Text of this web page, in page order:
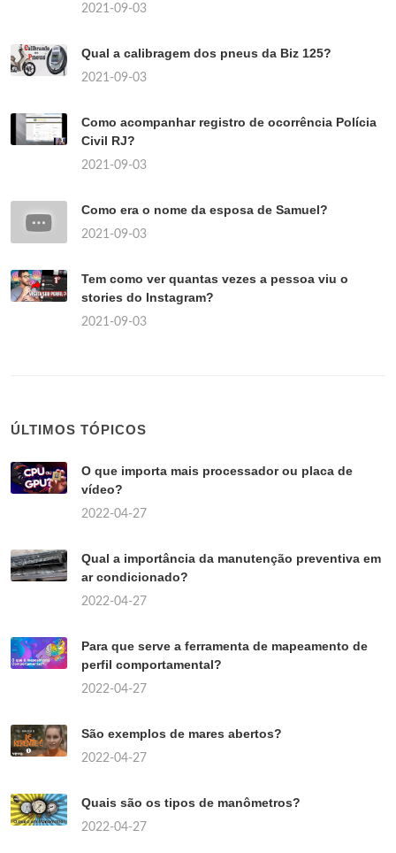
2021-09-03
Qual a calibragem dos pneus da Biz 125?
2021-09-03
Como acompanhar registro de ocorrência Polícia
Civil RJ?
2021-09-03
Como era o nome da esposa de Samuel?
2021-09-03
Tem como ver quantas vezes a pessoa viu o
stories do Instagram?
2021-09-03
ÚLTIMOS TÓPICOS
O que importa mais processador ou placa de
vídeo?
2022-04-27
Qual a importância da manutenção preventiva em
ar condicionado?
2022-04-27
Para que serve a ferramenta de mapeamento de
perfil comportamental?
2022-04-27
São exemplos de mares abertos?
2022-04-27
Quais são os tipos de manômetros?
2022-04-27